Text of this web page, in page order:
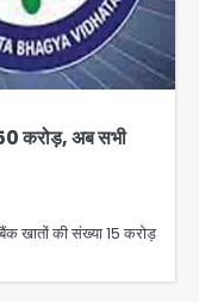
करोड़, अब सभी
खातों की संख्या 15 करोड़
बुजुर्ग से वीडियो
साइबर फ्रॉड
व्हाइट हाउस
पूरा विवाद